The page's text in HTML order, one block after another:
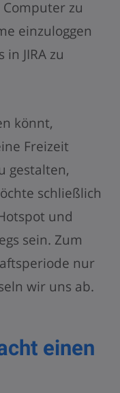
zu
einzuloggen
JIRA zu
könnt,
Freizeit
gestalten,
schließlich
und
sein. Zum
nur
wir uns ab.
einen